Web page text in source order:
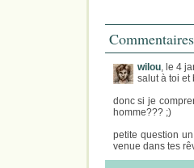
Commentaires
wilou, le 4
salut à toi et
donc si je
homme??? ;)
petite question
venue dans tes